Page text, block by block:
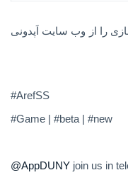
را از وب سایت اَپدونی
#ArefSS
#Game | #beta | #new
@AppDUNY join us in